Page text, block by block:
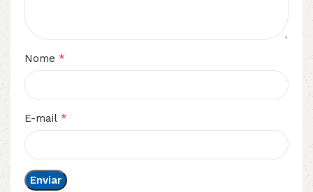
Nome *
E-mail *